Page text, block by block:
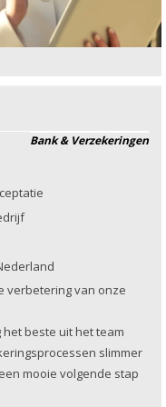
Bank & Verzekeringen
verbetering van onze
beste uit het team
slimmer
mooie volgende stap